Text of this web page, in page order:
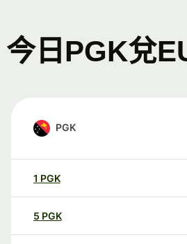
今日PGK兌
PGK
1 PGK
5 PGK